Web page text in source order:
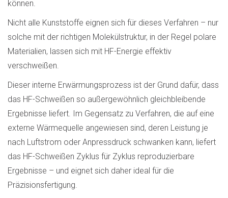
können.
Nicht alle Kunststoffe eignen sich für dieses Verfahren – nur
solche mit der richtigen Molekülstruktur, in der Regel polare
Materialien, lassen sich mit HF-Energie effektiv
verschweißen.
Dieser interne Erwärmungsprozess ist der Grund dafür, dass
das HF-Schweißen so außergewöhnlich gleichbleibende
Ergebnisse liefert. Im Gegensatz zu Verfahren, die auf eine
externe Wärmequelle angewiesen sind, deren Leistung je
nach Luftstrom oder Anpressdruck schwanken kann, liefert
das HF-Schweißen Zyklus für Zyklus reproduzierbare
Ergebnisse – und eignet sich daher ideal für die
Präzisionsfertigung.